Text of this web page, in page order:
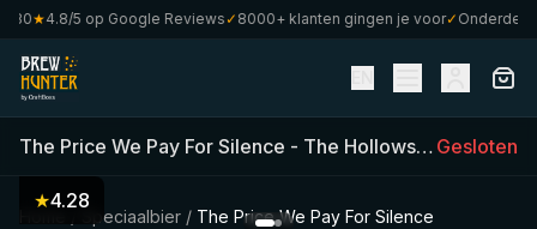
★4.8/5 op Google Reviews✓8000+ klanten gingen je voor✓Onderdeel
The Price We Pay For Silence - The Hollows(330ml)•
Gesloten
Speciaalbier / The Price We Pay For Silence
★4.28